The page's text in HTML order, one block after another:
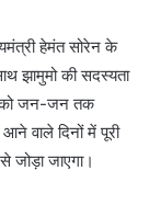
हेमंत सोरेन के
झामुमो की सदस्यता
को जन-जन तक
आने वाले दिनों में पूरी
जोड़ा जाएगा।